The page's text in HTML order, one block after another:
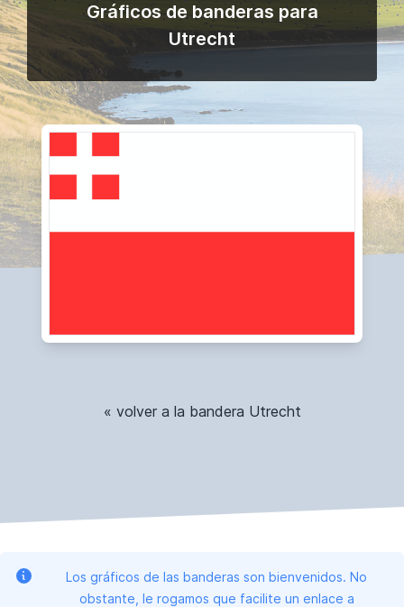
Gráficos de banderas para
Utrecht
« volver a la bandera Utrecht
Los gráficos de las banderas son bienvenidos. No
obstante, le rogamos que facilite un enlace a